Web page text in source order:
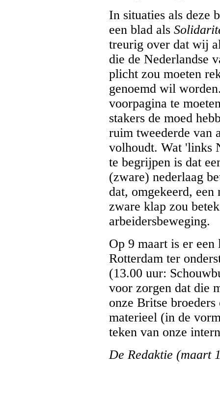
In situaties als deze
een blad als
treurig over dat wij
die de Nederlandse
plicht zou moeten
genoemd wil
voorpagina te
stakers de moed
ruim tweederde van
volhoudt. Wat 'links
te begrijpen is dat
(zware) nederlaag
dat, omgekeerd,
zware klap zou
arbeidersbeweging.
Op 9 maart is er
Rotterdam ter
(13.00 uur:
voor zorgen dat die
onze Britse
materieel (in de
teken van onze
De Redaktie (maart